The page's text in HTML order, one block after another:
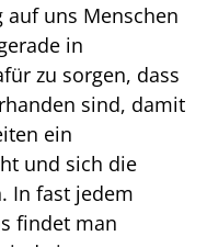
auf uns Menschen
in
zu sorgen, dass
sind, damit
ein
und sich die
In fast jedem
findet man